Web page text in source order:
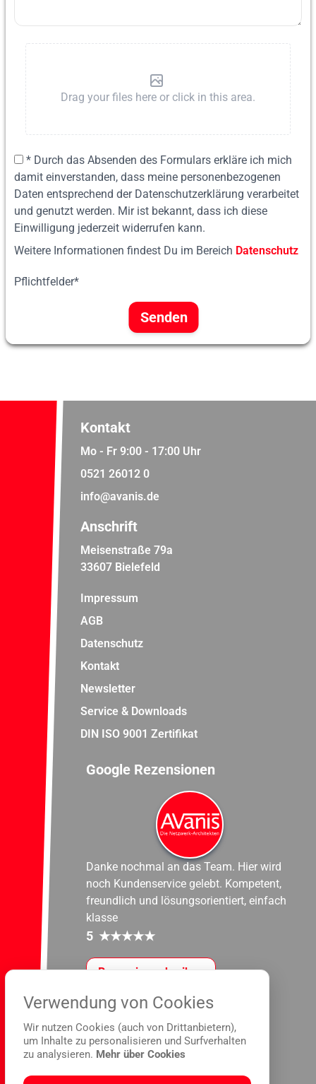
Drag your files here or click in this area.
* Durch das Absenden des Formulars erkläre ich mich
damit einverstanden, dass meine personenbezogenen
Daten entsprechend der Datenschutzerklärung verarbeitet
und genutzt werden. Mir ist bekannt, dass ich diese
Einwilligung jederzeit widerrufen kann.
Weitere Informationen findest Du im Bereich Datenschutz
Pflichtfelder*
Senden
Kontakt
Mo - Fr 9:00 - 17:00 Uhr
0521 26012 0
info@avanis.de
Anschrift
Meisenstraße 79a
33607 Bielefeld
Impressum
AGB
Datenschutz
Kontakt
Newsletter
Service & Downloads
DIN ISO 9001 Zertifikat
Google Rezensionen
Danke nochmal an das Team. Hier wird
noch Kundenservice gelebt. Kompetent,
freundlich und lösungsorientiert, einfach
klasse
5 ★★★★★
Rezension schreiben
Verwendung von Cookies
Wir nutzen Cookies (auch von Drittanbietern),
um Inhalte zu personalisieren und Surfverhalten
zu analysieren. Mehr über Cookies